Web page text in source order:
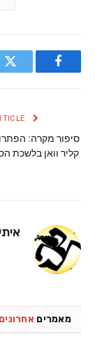
Facebook
סיפור מקרה:
קליר וואן בלשכת
מאמרים אחרונים